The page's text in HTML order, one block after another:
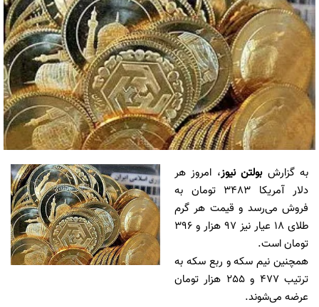
به گزارشبولتن نیوز، امروز هر
دلار آمریکا 3483 تومان به
فروش می‌رسد و قیمت هر گرم
طلای 18 عیار نیز 97 هزار و 396
تومان است.
همچنین نیم سکه و ربع سکه به
ترتیب 477 و 255 هزار تومان
عرضه می‌شوند.